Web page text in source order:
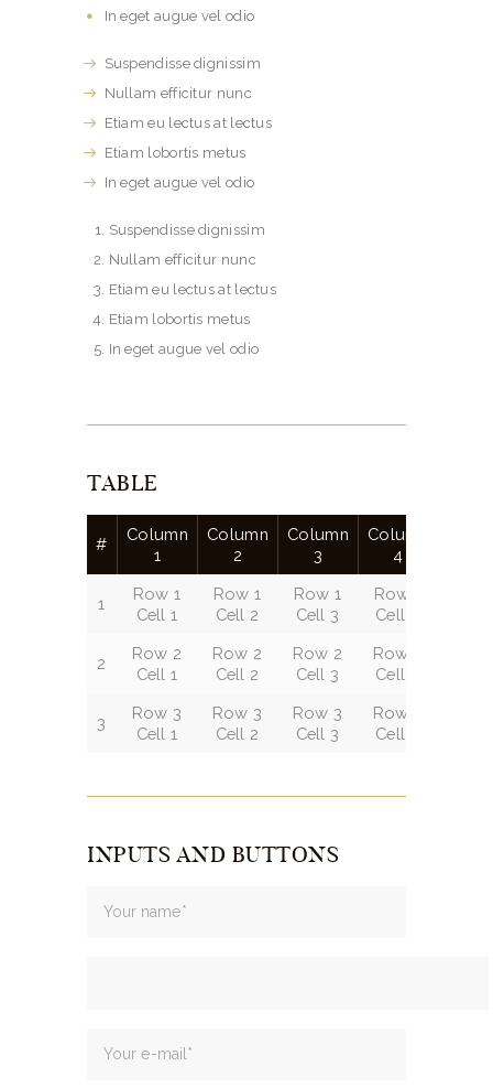
In eget augue vel odio
Suspendisse dignissim
Nullam efficitur nunc
Etiam eu lectus at lectus
Etiam lobortis metus
In eget augue vel odio
Suspendisse dignissim
Nullam efficitur nunc
Etiam eu lectus at lectus
Etiam lobortis metus
In eget augue vel odio
TABLE
#
Column
1
Column
2
Column
3
Column
4
1
Row 1
Cell 1
Row 1
Cell 2
Row 1
Cell 3
Row 1
Cell 4
2
Row 2
Cell 1
Row 2
Cell 2
Row 2
Cell 3
Row 2
Cell 4
3
Row 3
Cell 1
Row 3
Cell 2
Row 3
Cell 3
Row 3
Cell 4
INPUTS AND BUTTONS